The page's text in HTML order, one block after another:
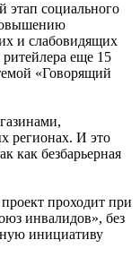
этап социального
и слабовидящих
еще 15
«Говорящий
регионах. И это
как безбарьерная
проходит при
инвалидов», без
инициативу